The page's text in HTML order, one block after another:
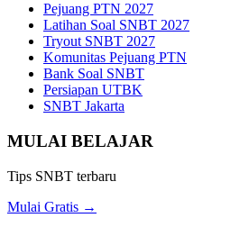
Pejuang PTN 2027
Latihan Soal SNBT 2027
Tryout SNBT 2027
Komunitas Pejuang PTN
Bank Soal SNBT
Persiapan UTBK
SNBT Jakarta
MULAI BELAJAR
Tips SNBT terbaru
Mulai Gratis →